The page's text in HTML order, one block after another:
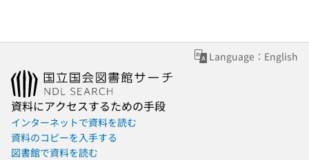
Language：English
資料にアクセスするための手段
インターネットで資料を読む
資料のコピーを入手する
図書館で資料を読む